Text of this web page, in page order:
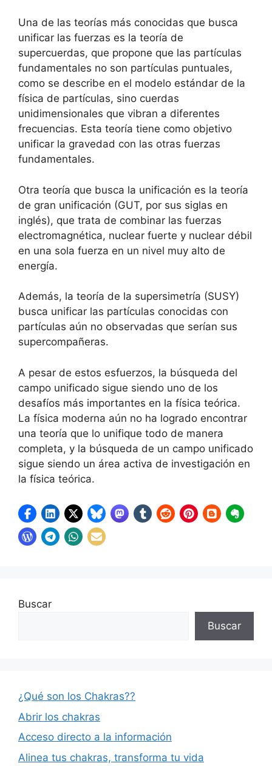
Una de las teorías más conocidas que busca
unificar las fuerzas es la teoría de
supercuerdas, que propone que las partículas
fundamentales no son partículas puntuales,
como se describe en el modelo estándar de la
física de partículas, sino cuerdas
unidimensionales que vibran a diferentes
frecuencias. Esta teoría tiene como objetivo
unificar la gravedad con las otras fuerzas
fundamentales.
Otra teoría que busca la unificación es la teoría
de gran unificación (GUT, por sus siglas en
inglés), que trata de combinar las fuerzas
electromagnética, nuclear fuerte y nuclear débil
en una sola fuerza en un nivel muy alto de
energía.
Además, la teoría de la supersimetría (SUSY)
busca unificar las partículas conocidas con
partículas aún no observadas que serían sus
supercompañeras.
A pesar de estos esfuerzos, la búsqueda del
campo unificado sigue siendo uno de los
desafíos más importantes en la física teórica.
La física moderna aún no ha logrado encontrar
una teoría que lo unifique todo de manera
completa, y la búsqueda de un campo unificado
sigue siendo un área activa de investigación en
la física teórica.
Buscar
Buscar
¿Qué son los Chakras??
Abrir los chakras
Acceso directo a la información
Alinea tus chakras, transforma tu vida